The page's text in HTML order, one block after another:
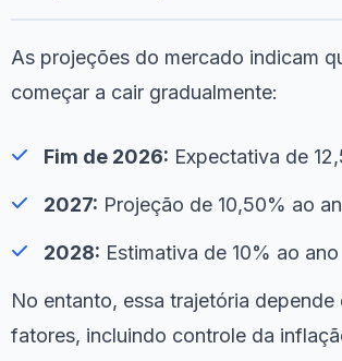
As projeções do mercado indicam
começar a cair gradualmente:
Fim de 2026: Expectativa de
2027: Projeção de 10,50% ao
2028: Estimativa de 10% ao ano
No entanto, essa trajetória depende
fatores, incluindo controle da